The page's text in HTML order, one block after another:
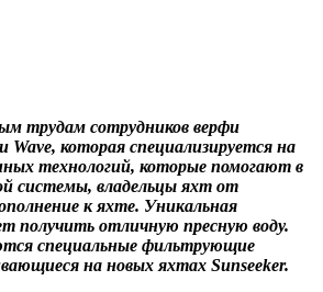
трудам сотрудников верфи
Wave, которая специализируется на
технологий, которые помогают в
системы, владельцы яхт от
к яхте. Уникальная
получить отличную пресную воду.
специальные фильтрующие
на новых яхтах Sunseeker.